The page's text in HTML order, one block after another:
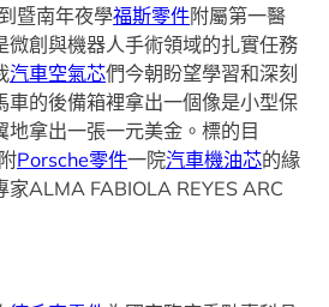
暨南年夜學福斯零件附屬第一醫
微創與機器人手術領域的扎實任務
汽車空氣芯們今朝盼望學習和深刻
車的後備箱裡拿出一個像是小型保
地拿出一張一元美金。標的目
Porsche零件一院汽車機油芯的緣
家ALMA FABIOLA REYES ARC